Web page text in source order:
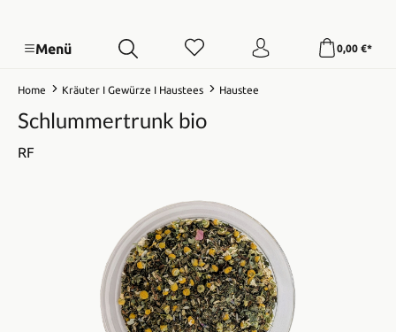
Menü 0,00 €*
Home Kräuter I Gewürze I Haustees Haustee
Schlummertrunk bio
RF
Bildergalerie überspringen